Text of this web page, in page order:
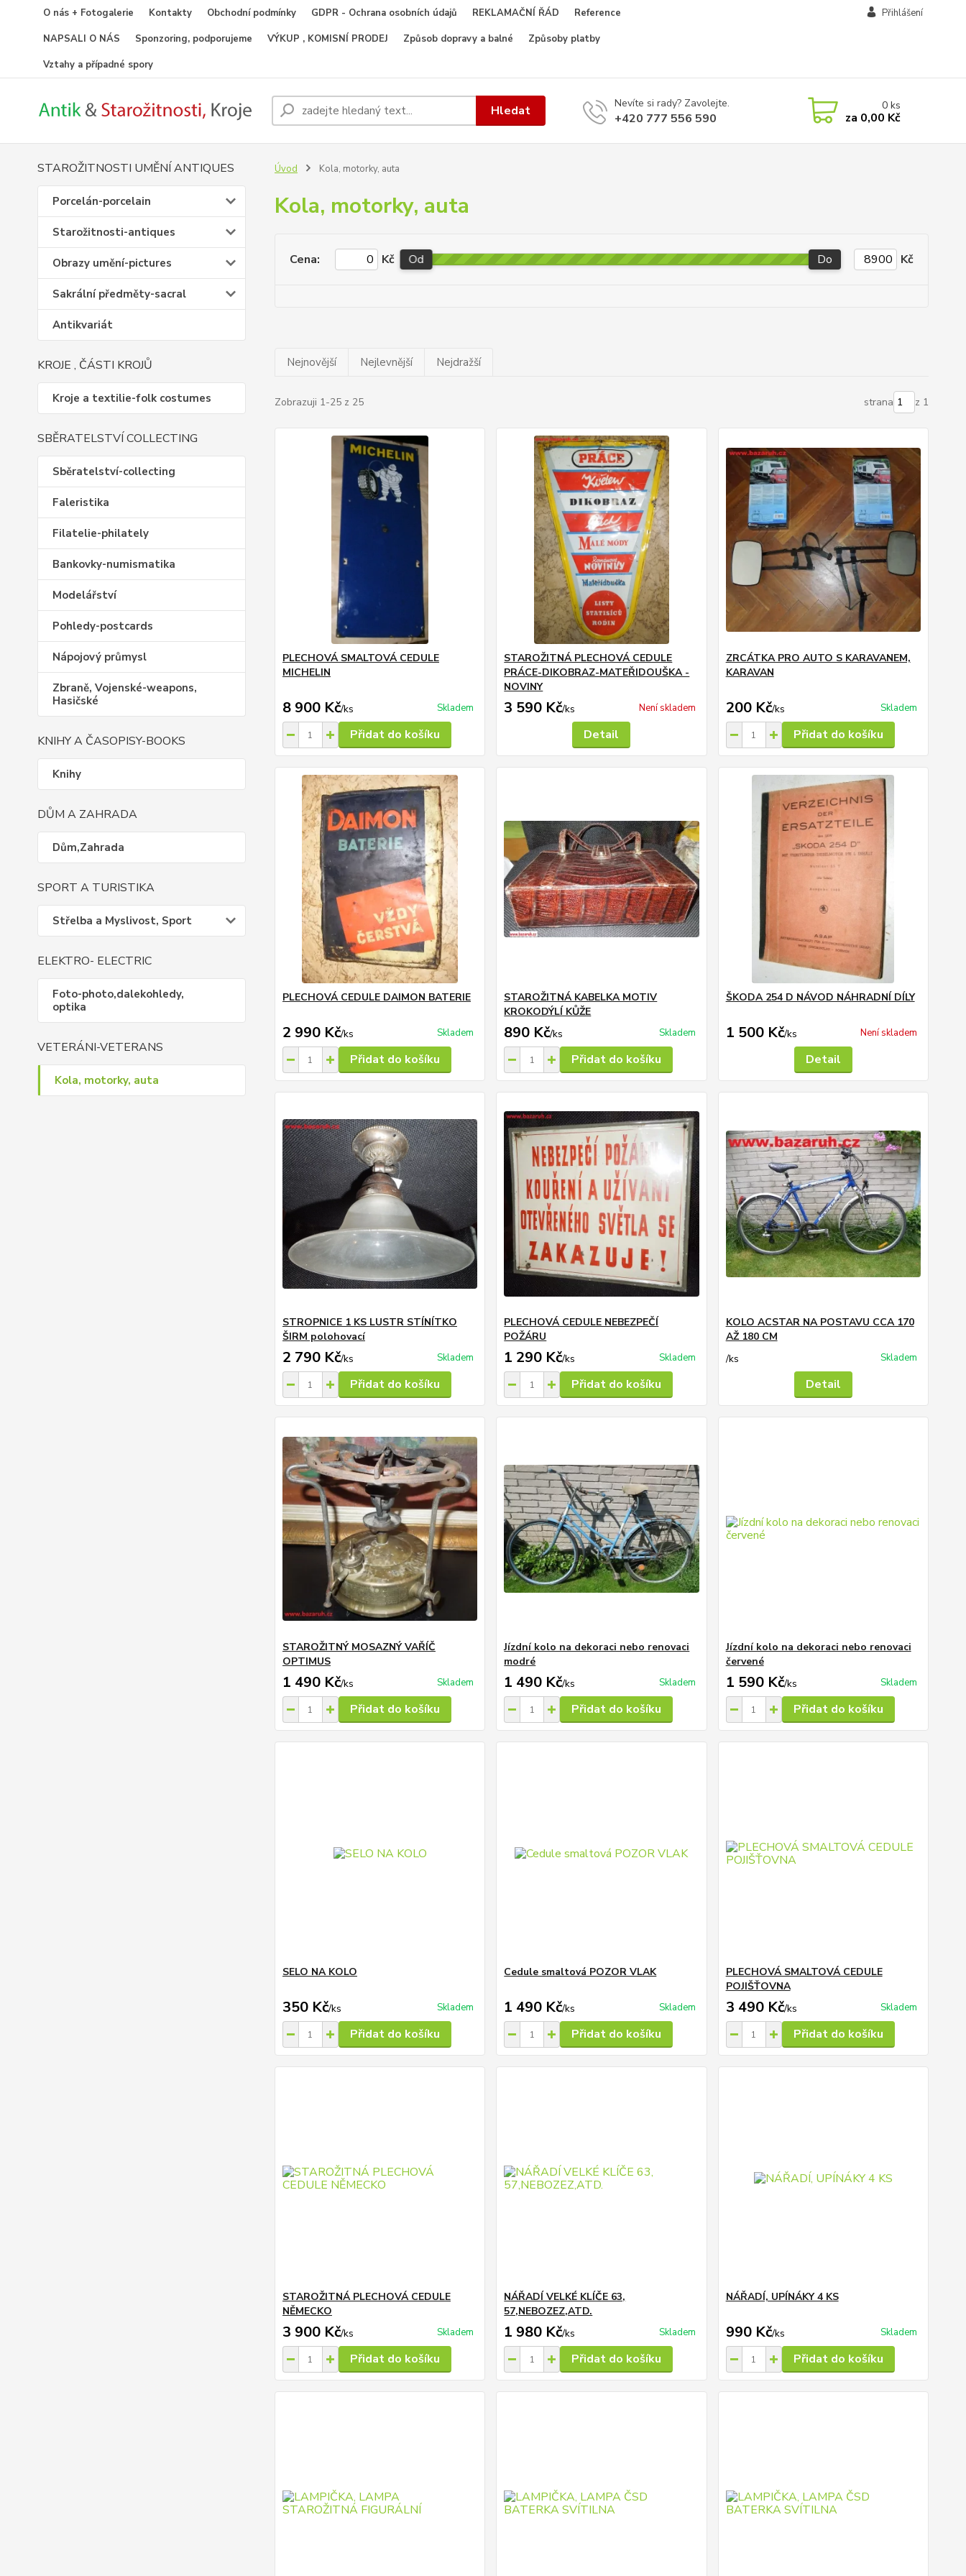
O nás + Fotogalerie Kontakty Obchodní podmínky GDPR - Ochrana osobních údajů REKLAMAČNÍ ŘÁD
Reference
NAPSALI O NÁS
Sponzoring, podporujeme VÝKUP , KOMISNÍ PRODEJ Způsob dopravy a balné
Způsoby platby
Vztahy a případné spory
Přihlášení
Hledat Nevíte si rady? Zavolejte.
+420 777 556 590
0ks
za 0,00 Kč
STAROŽITNOSTI UMĚNÍ ANTIQUES
Porcelán-porcelain
Starožitnosti-antiques
Obrazy umění-pictures
Sakrální předměty-sacral
Antikvariát
KROJE , ČÁSTI KROJŮ
Kroje a textilie-folk costumes
SBĚRATELSTVÍ COLLECTING
Sběratelství-collecting
Faleristika
Filatelie-philately
Bankovky-numismatika
Modelářství
Pohledy-postcards
Nápojový průmysl
Zbraně, Vojenské-weapons,
Hasičské
KNIHY A ČASOPISY-BOOKS
Knihy
DŮM A ZAHRADA
Dům,Zahrada
SPORT A TURISTIKA
Střelba a Myslivost, Sport
ELEKTRO- ELECTRIC
Foto-photo,dalekohledy,
optika
VETERÁNI-VETERANS
Kola, motorky, auta
Úvod Kola, motorky, auta
Kola, motorky, auta
Cena: Kč Od Do Kč
Nejnovější Nejlevnější Nejdražší
Zobrazuji 1-25 z 25 strana z 1
PLECHOVÁ SMALTOVÁ CEDULE
MICHELIN
8 900 Kč/ks Skladem
Přidat do košíku
STAROŽITNÁ PLECHOVÁ CEDULE
PRÁCE-DIKOBRAZ-MATEŘIDOUŠKA -
NOVINY
3 590 Kč/ks Není skladem
Detail
ZRCÁTKA PRO AUTO S KARAVANEM,
KARAVAN
200 Kč/ks Skladem
Přidat do košíku
PLECHOVÁ CEDULE DAIMON BATERIE
2 990 Kč/ks Skladem
Přidat do košíku
STAROŽITNÁ KABELKA MOTIV
KROKODÝLÍ KŮŽE
890 Kč/ks Skladem
Přidat do košíku
ŠKODA 254 D NÁVOD NÁHRADNÍ DÍLY
1 500 Kč/ks Není skladem
Detail
STROPNICE 1 KS LUSTR STÍNÍTKO
ŠIRM polohovací
2 790 Kč/ks Skladem
Přidat do košíku
PLECHOVÁ CEDULE NEBEZPEČÍ
POŽÁRU
1 290 Kč/ks Skladem
Přidat do košíku
KOLO ACSTAR NA POSTAVU CCA 170
AŽ 180 CM
/ks Skladem
Detail
STAROŽITNÝ MOSAZNÝ VAŘÍČ
OPTIMUS
1 490 Kč/ks Skladem
Přidat do košíku
Jízdní kolo na dekoraci nebo renovaci
modré
1 490 Kč/ks Skladem
Přidat do košíku
Jízdní kolo na dekoraci nebo renovaci
červené
1 590 Kč/ks Skladem
Přidat do košíku
SELO NA KOLO
350 Kč/ks Skladem
Přidat do košíku
Cedule smaltová POZOR VLAK
1 490 Kč/ks Skladem
Přidat do košíku
PLECHOVÁ SMALTOVÁ CEDULE
POJIŠŤOVNA
3 490 Kč/ks Skladem
Přidat do košíku
STAROŽITNÁ PLECHOVÁ CEDULE
NĚMECKO
3 900 Kč/ks Skladem
Přidat do košíku
NÁŘADÍ VELKÉ KLÍČE 63,
57,NEBOZEZ,ATD.
1 980 Kč/ks Skladem
Přidat do košíku
NÁŘADÍ, UPÍNÁKY 4 KS
990 Kč/ks Skladem
Přidat do košíku